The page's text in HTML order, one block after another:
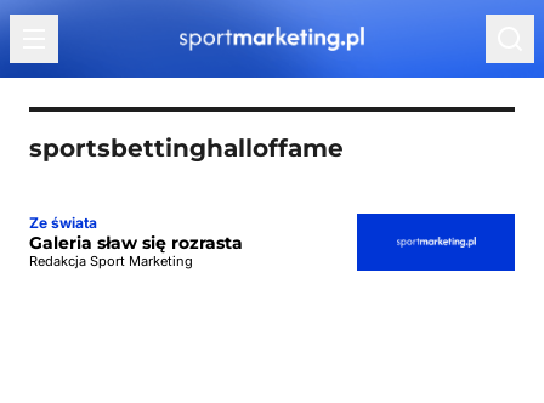
Przejdź do treści
sportsbettinghalloffame
Ze świata
Galeria sław się rozrasta
Redakcja Sport Marketing